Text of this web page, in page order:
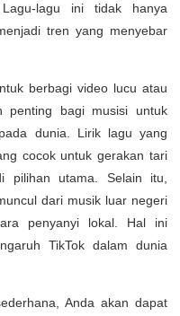
lagu ini tidak hanya
tren yang menyebar
berbagi video lucu atau
penting bagi musisi untuk
dunia. Lirik lagu yang
cocok untuk gerakan tari
pilihan utama. Selain itu,
dari musik luar negeri
penyanyi lokal. Hal ini
TikTok dalam dunia
Anda akan dapat